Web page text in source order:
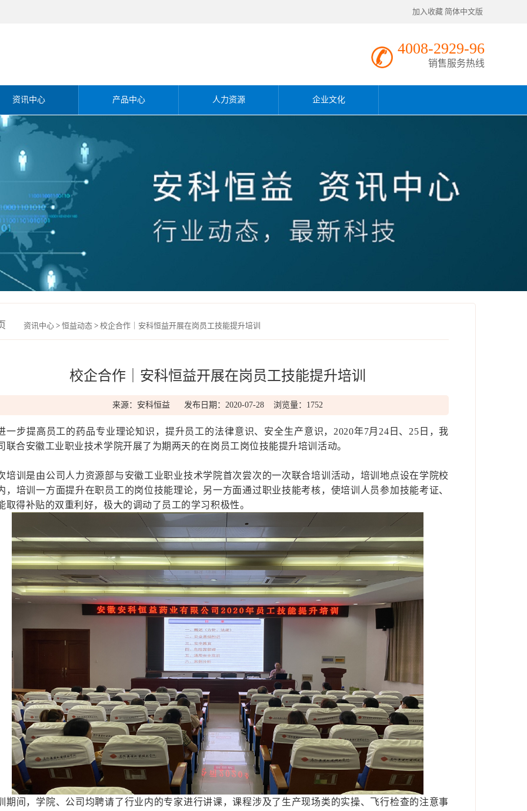
简体中文版
加入收藏
4008-2929-96
销售服务热线
资讯中心 产品中心 人力资源 企业文化
资讯中心> 恒益动态> 校企合作｜安科恒益开展在岗员工技能提升培训
校企合作｜安科恒益开展在岗员工技能提升培训
来源：安科恒益 发布日期：2020-07-28 浏览量：1752
一步提高员工的药品专业理论知识，提升员工的法律意识、安全生产意识， 2020年7月 24 日、 25 日，我
联合安徽工业职业技术学院开展了为期两天的在岗员工岗位技能提升培训活动。
培训是由公司人力资源部与安徽工业职业技术学院首次尝次的一次联合培训活动，培训地点设在学院校
，培训一方面提升在职员工的岗位技能理论，另一方面通过职业技能考核，使培训人员参加技能考证、
取得补贴的双重利好，极大的调动了员工的学习积极性。
期间，学院、公司均聘请了行业内的专家进行讲课，课程涉及了生产现场类的实操、飞行检查的注意事